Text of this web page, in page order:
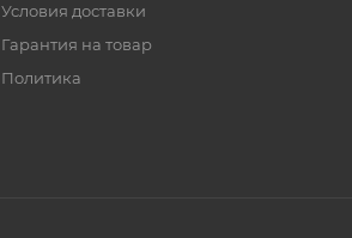
Условия доставки
Гарантия на товар
Политика